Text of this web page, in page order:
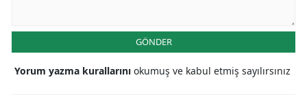
GÖNDER
Yorum yazma kurallarını okumuş ve kabul etmiş sayılırsınız